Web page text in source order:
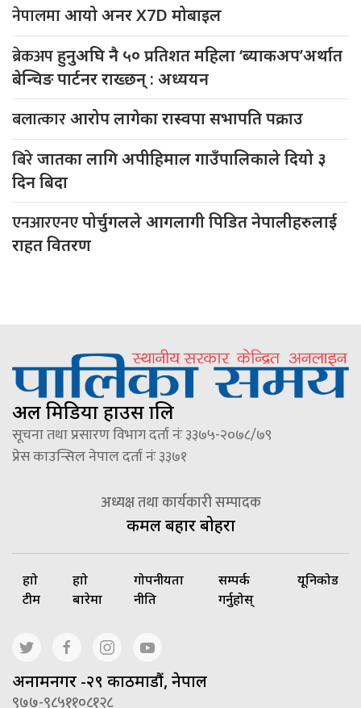
नेपालमाआयो अनर X7D मोबाइल
ब्रेकअपहुनुअघि नै ५० प्रतिशत महिला ‘ब्याकअप’अर्थात
बेन्चिङ पार्टनर राख्छन् : अध्ययन
बलात्कारआरोप लागेका रास्वपा सभापति पक्राउ
बिरेजातका लागि अपीहिमाल गाउँपालिकाले दियो ३
दिन बिदा
एनआरएनएपोर्चुगलले आगलागी पिडित नेपालीहरुलाई
राहत वितरण
अल मिडिया हाउस प्रालि
सूचना तथा प्रसारण विभाग दर्ता नंः ३३७५-२०७८/७९
प्रेस काउन्सिल नेपाल दर्ता नंः ३३७१
अध्यक्ष तथा कार्यकारी सम्पादक
कमल बहादुर बोहरा
हाम्रो
टीम
हाम्रो
बारेमा
गोपनीयता
नीति
सम्पर्क
गर्नुहोस्
यूनिकोड
अनामनगर -२९ काठमाडौं, नेपाल
९७७-९८५११०८१२८